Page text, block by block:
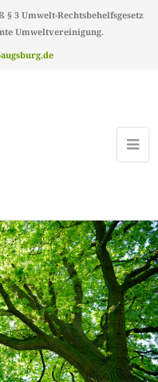
§ 3 Umwelt-Rechtsbehelfsgesetz
Umweltvereinigung.